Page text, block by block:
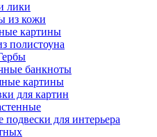
лики
из кожи
картины
полистоуна
банкноты
картины
для картин
подвески для интерьера